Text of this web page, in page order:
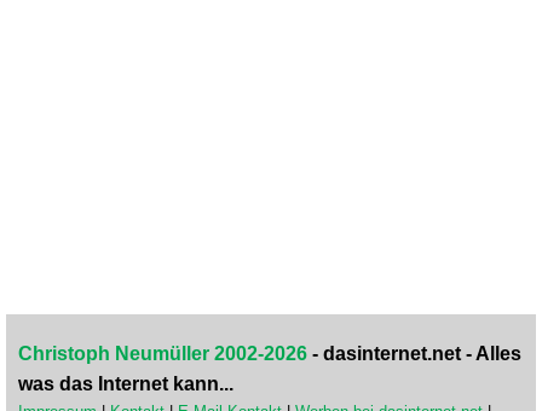
Christoph Neumüller 2002-2026 - dasinternet.net - Alles
was das Internet kann...